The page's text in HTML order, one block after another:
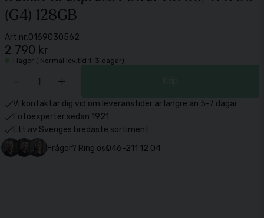
(G4) 128GB
Art.nr:0169030562
2 790 kr
I lager ( Normal lev.tid 1-3 dagar)
- +
Vi kontaktar dig vid om leveranstider är längre än 5-7 dagar
Fotoexperter sedan 1921
Ett av Sveriges bredaste sortiment
Frågor? Ring oss046-211 12 04